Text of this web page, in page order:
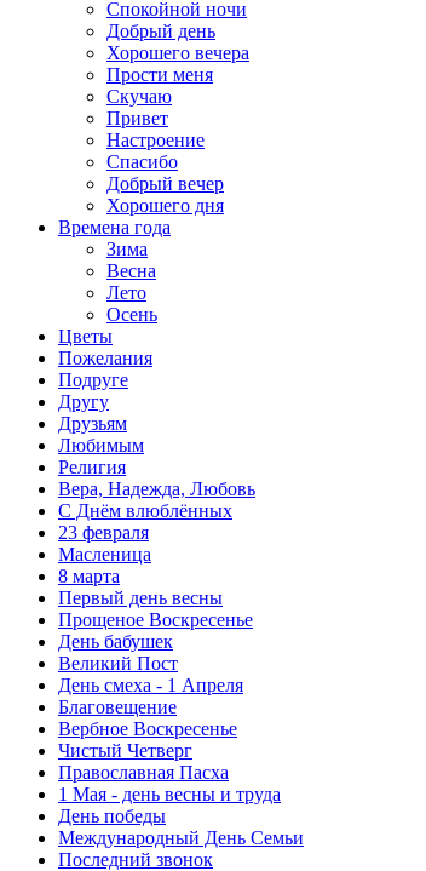
Спокойной ночи
Добрый день
Хорошего вечера
Прости меня
Скучаю
Привет
Настроение
Спасибо
Добрый вечер
Хорошего дня
Времена года
Зима
Весна
Лето
Осень
Цветы
Пожелания
Подруге
Другу
Друзьям
Любимым
Религия
Вера, Надежда, Любовь
С Днём влюблённых
23 февраля
Масленица
8 марта
Первый день весны
Прощеное Воскресенье
День бабушек
Великий Пост
День смеха - 1 Апреля
Благовещение
Вербное Воскресенье
Чистый Четверг
Православная Пасха
1 Мая - день весны и труда
День победы
Международный День Семьи
Последний звонок